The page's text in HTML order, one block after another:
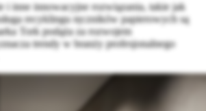
i inne innowacyjne rozwiązania, takie jak
recyklingu ręczników papierowych są
Tork podąża za rozwojem
trendy w branży profesjonalnego